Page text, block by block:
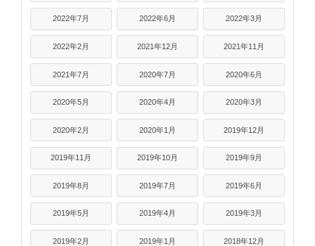
2022年7月 2022年6月 2022年3月
2022年2月 2021年12月 2021年11月
2021年7月 2020年7月 2020年6月
2020年5月 2020年4月 2020年3月
2020年2月 2020年1月 2019年12月
2019年11月 2019年10月 2019年9月
2019年8月 2019年7月 2019年6月
2019年5月 2019年4月 2019年3月
2019年2月 2019年1月 2018年12月